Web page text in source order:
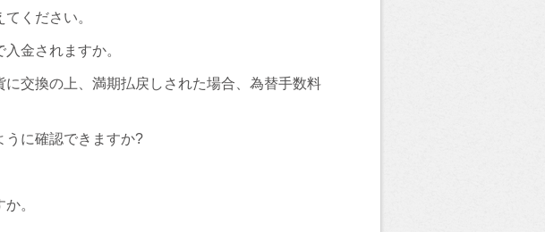
ください。
金されますか。
交換の上、満期払戻しされた場合、為替手数料
うに確認できますか?
。